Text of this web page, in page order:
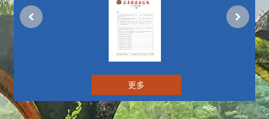
更多